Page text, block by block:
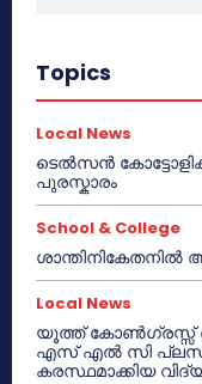
Topics
Local News
ടെൽസൻ
പുരസ്കാരം
School & College
ശാന്തിനികേതനിൽ
Local News
യൂത്ത് കോൺഗ്രസ്സ്
എസ് എൽ സി പ്ലസ്
കരസ്ഥമാക്കിയ